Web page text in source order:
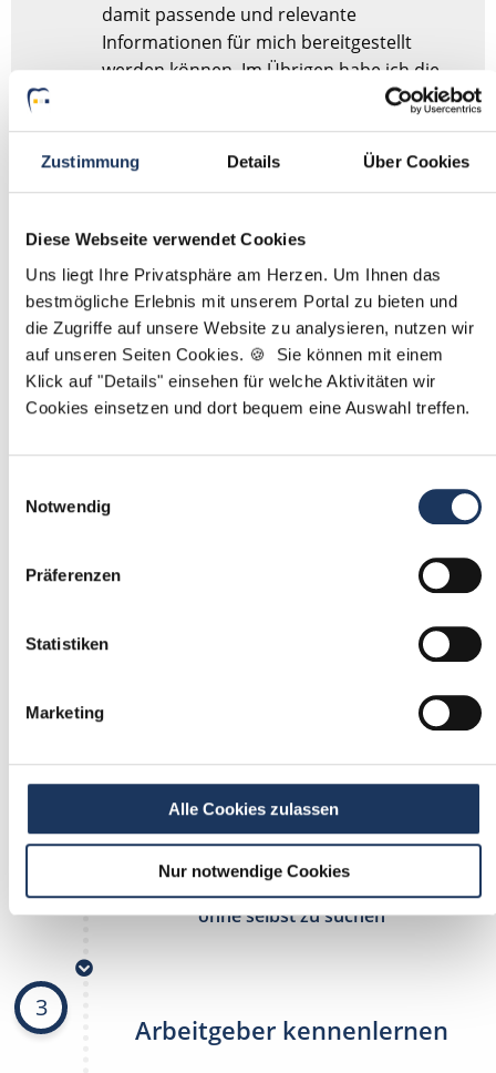
Zustimmung Details Über Cookies
Diese Webseite verwendet Cookies
Uns liegt Ihre Privatsphäre am Herzen. Um Ihnen das
bestmögliche Erlebnis mit unserem Portal zu bieten und
die Zugriffe auf unsere Website zu analysieren, nutzen wir
auf unseren Seiten Cookies. 🍪 Sie können mit einem
Klick auf "Details" einsehen für welche Aktivitäten wir
Cookies einsetzen und dort bequem eine Auswahl treffen.
Notwendig
Präferenzen
Statistiken
Marketing
Alle Cookies zulassen
Nur notwendige Cookies
damit passende und relevante
Informationen für mich bereitgestellt
werden können. Im Übrigen habe ich die
gelesen und bin mit
ihr einverstanden.
Sie haben dieses Formular schonmal abgesendet?Dann
müssen Sie das Formular nicht erneut abschicken,
sondern nurhierIhre Angaben für die Stellensuche
anpassen.
Mit markierte Felder sind Pflichtfelder
1
2
Passende Stellenangebote
erhalten
stetig neue Stellenangebote erhalten
ohne selbst zu suchen
3
Arbeitgeber kennenlernen